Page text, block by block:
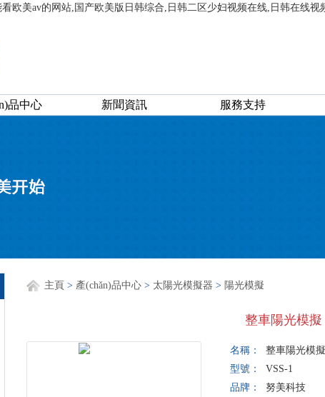
欧美av的网站,国产欧美版日韩综合,日韩二区少妇视频在线,日韩在线
品中心 新聞資訊 服務支持
主頁 > 產(chǎn)品中心 > 太陽光模擬器 > 陽光模擬
整車陽光模擬
名稱：
整車陽光模擬
型號：
VSS-1
品牌：
努美科技